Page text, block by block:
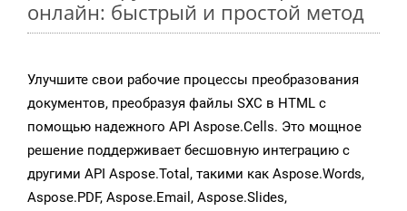
онлайн: быстрый и простой метод
Улучшите свои рабочие процессы преобразования
документов, преобразуя файлы SXC в HTML с
помощью надежного API Aspose.Cells. Это мощное
решение поддерживает бесшовную интеграцию с
другими API Aspose.Total, такими как Aspose.Words,
Aspose.PDF, Aspose.Email, Aspose.Slides,